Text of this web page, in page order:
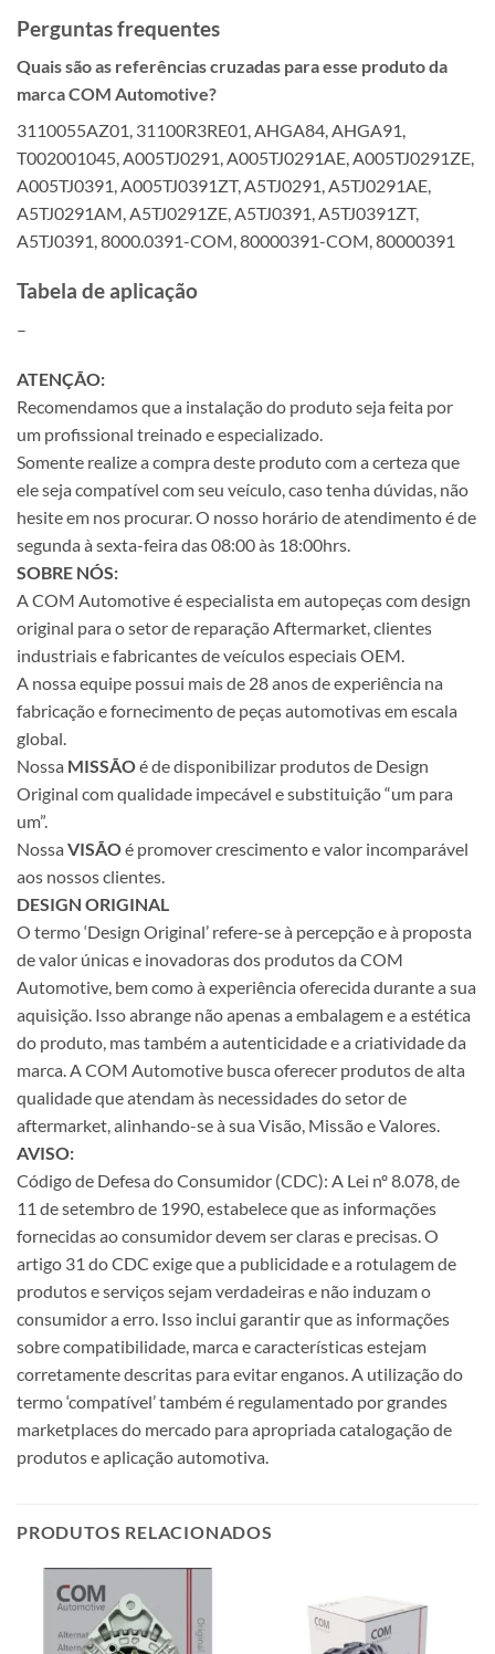
Perguntas frequentes
Quais são as referências cruzadas para esse produto da
marca COM Automotive?
3110055AZ01, 31100R3RE01, AHGA84, AHGA91,
T002001045, A005TJ0291, A005TJ0291AE, A005TJ0291ZE,
A005TJ0391, A005TJ0391ZT, A5TJ0291, A5TJ0291AE,
A5TJ0291AM, A5TJ0291ZE, A5TJ0391, A5TJ0391ZT,
A5TJ0391, 8000.0391-COM, 80000391-COM, 80000391
Tabela de aplicação
–
ATENÇÃO:
Recomendamos que a instalação do produto seja feita por
um profissional treinado e especializado.
Somente realize a compra deste produto com a certeza que
ele seja compatível com seu veículo, caso tenha dúvidas, não
hesite em nos procurar. O nosso horário de atendimento é de
segunda à sexta-feira das 08:00 às 18:00hrs.
SOBRE NÓS:
A COM Automotive é especialista em autopeças com design
original para o setor de reparação Aftermarket, clientes
industriais e fabricantes de veículos especiais OEM.
A nossa equipe possui mais de 28 anos de experiência na
fabricação e fornecimento de peças automotivas em escala
global.
Nossa MISSÃOé de disponibilizar produtos de Design
Original com qualidade impecável e substituição “um para
um”.
Nossa VISÃOé promover crescimento e valor incomparável
aos nossos clientes.
DESIGN ORIGINAL
O termo ‘Design Original’ refere-se à percepção e à proposta
de valor únicas e inovadoras dos produtos da COM
Automotive, bem como à experiência oferecida durante a sua
aquisição. Isso abrange não apenas a embalagem e a estética
do produto, mas também a autenticidade e a criatividade da
marca. A COM Automotive busca oferecer produtos de alta
qualidade que atendam às necessidades do setor de
aftermarket, alinhando-se à sua Visão, Missão e Valores.
AVISO:
Código de Defesa do Consumidor (CDC): A Lei nº 8.078, de
11 de setembro de 1990, estabelece que as informações
fornecidas ao consumidor devem ser claras e precisas. O
artigo 31 do CDC exige que a publicidade e a rotulagem de
produtos e serviços sejam verdadeiras e não induzam o
consumidor a erro. Isso inclui garantir que as informações
sobre compatibilidade, marca e características estejam
corretamente descritas para evitar enganos. A utilização do
termo ‘compatível’ também é regulamentado por grandes
marketplaces do mercado para apropriada catalogação de
produtos e aplicação automotiva.
PRODUTOS RELACIONADOS